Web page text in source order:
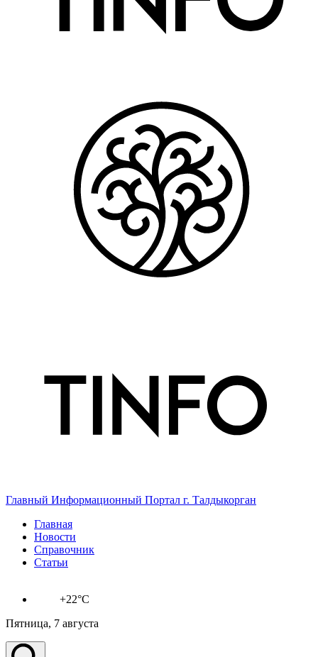
Главный Информационный Портал г. Талдыкорган
Главная
Новости
Справочник
Статьи
+22°C
Пятница, 7 августа